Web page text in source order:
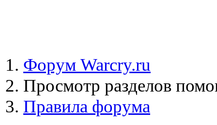
Форум Warcry.ru
Просмотр разделов
Правила форума